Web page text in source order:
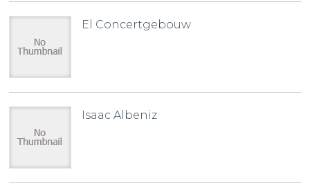
El Concertgebouw
Isaac Albeniz